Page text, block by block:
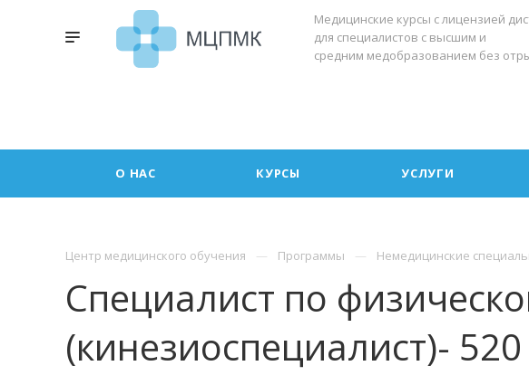
Медицинские курсы с лицензией
для специалистов с высшим и
средним медобразованием без
О НАС КУРСЫ УСЛУГИ
Центр медицинского обучения Программы Немедицинские
Специалист по
(кинезиоспециалист)-